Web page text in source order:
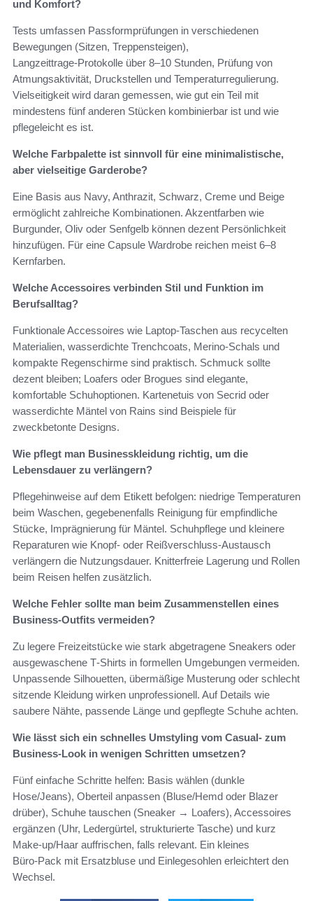
und Komfort?
Tests umfassen Passformprüfungen in verschiedenen
Bewegungen (Sitzen, Treppensteigen),
Langzeittrage‑Protokolle über 8–10 Stunden, Prüfung von
Atmungsaktivität, Druckstellen und Temperaturregulierung.
Vielseitigkeit wird daran gemessen, wie gut ein Teil mit
mindestens fünf anderen Stücken kombinierbar ist und wie
pflegeleicht es ist.
Welche Farbpalette ist sinnvoll für eine minimalistische,
aber vielseitige Garderobe?
Eine Basis aus Navy, Anthrazit, Schwarz, Creme und Beige
ermöglicht zahlreiche Kombinationen. Akzentfarben wie
Burgunder, Oliv oder Senfgelb können dezent Persönlichkeit
hinzufügen. Für eine Capsule Wardrobe reichen meist 6–8
Kernfarben.
Welche Accessoires verbinden Stil und Funktion im
Berufsalltag?
Funktionale Accessoires wie Laptop‑Taschen aus recycelten
Materialien, wasserdichte Trenchcoats, Merino‑Schals und
kompakte Regenschirme sind praktisch. Schmuck sollte
dezent bleiben; Loafers oder Brogues sind elegante,
komfortable Schuhoptionen. Kartenetuis von Secrid oder
wasserdichte Mäntel von Rains sind Beispiele für
zweckbetonte Designs.
Wie pflegt man Businesskleidung richtig, um die
Lebensdauer zu verlängern?
Pflegehinweise auf dem Etikett befolgen: niedrige Temperaturen
beim Waschen, gegebenenfalls Reinigung für empfindliche
Stücke, Imprägnierung für Mäntel. Schuhpflege und kleinere
Reparaturen wie Knopf‑ oder Reißverschluss‑Austausch
verlängern die Nutzungsdauer. Knitterfreie Lagerung und Rollen
beim Reisen helfen zusätzlich.
Welche Fehler sollte man beim Zusammenstellen eines
Business‑Outfits vermeiden?
Zu legere Freizeitstücke wie stark abgetragene Sneakers oder
ausgewaschene T‑Shirts in formellen Umgebungen vermeiden.
Unpassende Silhouetten, übermäßige Musterung oder schlecht
sitzende Kleidung wirken unprofessionell. Auf Details wie
saubere Nähte, passende Länge und gepflegte Schuhe achten.
Wie lässt sich ein schnelles Umstyling vom Casual‑ zum
Business‑Look in wenigen Schritten umsetzen?
Fünf einfache Schritte helfen: Basis wählen (dunkle
Hose/Jeans), Oberteil anpassen (Bluse/Hemd oder Blazer
drüber), Schuhe tauschen (Sneaker → Loafers), Accessoires
ergänzen (Uhr, Ledergürtel, strukturierte Tasche) und kurz
Make‑up/Haar auffrischen, falls relevant. Ein kleines
Büro‑Pack mit Ersatzbluse und Einlegesohlen erleichtert den
Wechsel.